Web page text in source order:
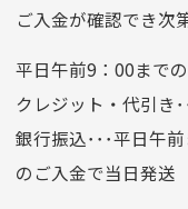
預金種目
普
口座番号
口座名義
株
クレジットカー
ご入金が確認でき次
平日午前9：00まで
クレジット・代引き
銀行振込･･･平日午
のご入金で当日発送